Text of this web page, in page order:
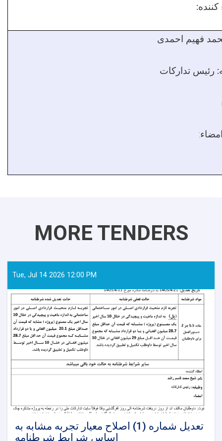
فهیم احمدی
رئیس تدارکات
:
MORE TENDERS
Tue, Jul 14 2026 12:00 PM
تعدیل شماره (1) اصلاح معیار تجربه مشابه به
اساس شرایط شرطنامه